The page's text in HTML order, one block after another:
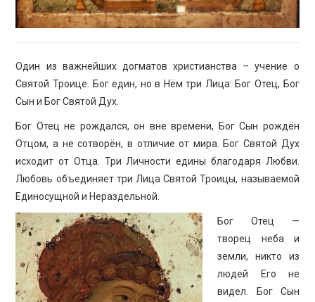
Один из важнейших догматов христианства – учение о
Святой Троице. Бог един, но в Нём три Лица: Бог Отец, Бог
Сын и Бог Святой Дух.
Бог Отец не рождался, он вне времени, Бог Сын рождён
Отцом, а не сотворён, в отличие от мира. Бог Святой Дух
исходит от Отца. Три Личности едины благодаря Любви.
Любовь объединяет три Лица Святой Троицы, называемой
Единосущной и Нераздельной.
Бог Отец —
творец неба и
земли, никто из
людей Его не
видел. Бог Сын